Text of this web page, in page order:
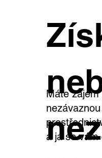
velkým
širokými
Máte
a já se vám